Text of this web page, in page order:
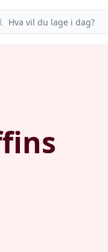
i oppskrifter